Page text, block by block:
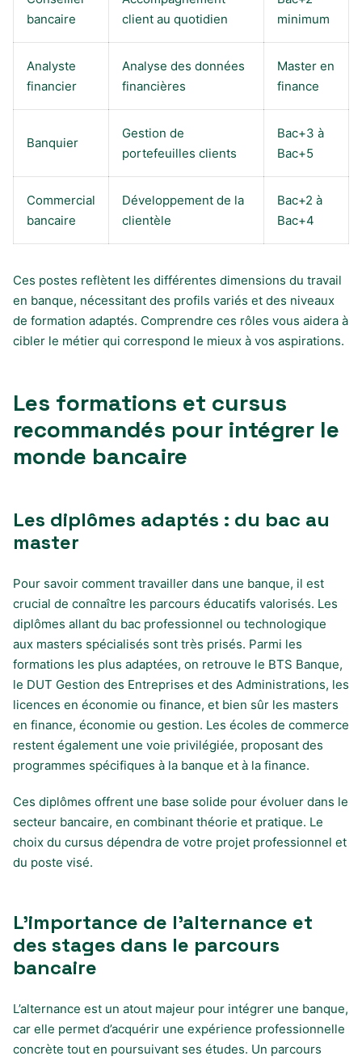
bancaire
client au quotidien
minimum
Analyste
financier
Analyse des données
financières
Master en
finance
Banquier
Gestion de
portefeuilles clients
Bac+3 à
Bac+5
Commercial
bancaire
Développement de la
clientèle
Bac+2 à
Bac+4
Ces postes reflètent les différentes dimensions du travail
en banque, nécessitant des profils variés et des niveaux
de formation adaptés. Comprendre ces rôles vous aidera à
cibler le métier qui correspond le mieux à vos aspirations.
Les formations et cursus
recommandés pour intégrer le
monde bancaire
Les diplômes adaptés : du bac au
master
Pour savoir comment travailler dans une banque, il est
crucial de connaître les parcours éducatifs valorisés. Les
diplômes allant du bac professionnel ou technologique
aux masters spécialisés sont très prisés. Parmi les
formations les plus adaptées, on retrouve le BTS Banque,
le DUT Gestion des Entreprises et des Administrations, les
licences en économie ou finance, et bien sûr les masters
en finance, économie ou gestion. Les écoles de commerce
restent également une voie privilégiée, proposant des
programmes spécifiques à la banque et à la finance.
Ces diplômes offrent une base solide pour évoluer dans le
secteur bancaire, en combinant théorie et pratique. Le
choix du cursus dépendra de votre projet professionnel et
du poste visé.
L’importance de l’alternance et
des stages dans le parcours
bancaire
L’alternance est un atout majeur pour intégrer une banque,
car elle permet d’acquérir une expérience professionnelle
concrète tout en poursuivant ses études. Un parcours